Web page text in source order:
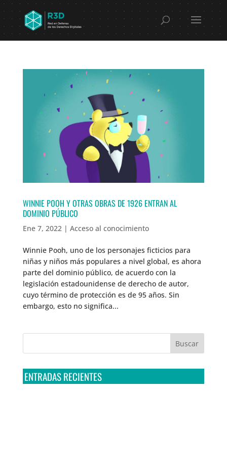
WINNIE POOH Y OTRAS OBRAS DE 1926 ENTRAN AL
DOMINIO PÚBLICO
Ene 7, 2022| Acceso al conocimiento
Winnie Pooh, uno de los personajes ficticios para
niñas y niños más populares a nivel global, es ahora
parte del dominio público, de acuerdo con la
legislación estadounidense de derecho de autor,
cuyo término de protección es de 95 años. Sin
embargo, esto no significa...
ENTRADAS RECIENTES